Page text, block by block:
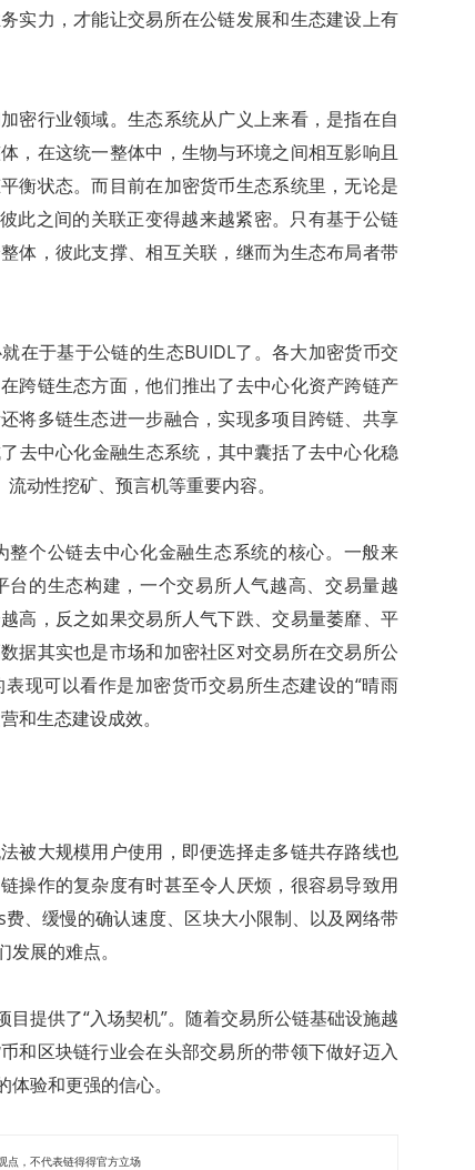
实力，才能让交易所在公链发展和生态建设上有
密行业领域。生态系统从广义上来看，是指在自
，在这统一整体中，生物与环境之间相互影响且
衡状态。而目前在加密货币生态系统里，无论是
此之间的关联正变得越来越紧密。只有基于公链
体，彼此支撑、相互关联，继而为生态布局者带
在于基于公链的生态BUIDL了。各大加密货币交
跨链生态方面，他们推出了去中心化资产跨链产
将多链生态进一步融合，实现多项目跨链、共享
去中心化金融生态系统，其中囊括了去中心化稳
动性挖矿、预言机等重要内容。
个公链去中心化金融生态系统的核心。一般来
的生态构建，一个交易所人气越高、交易量越
高，反之如果交易所人气下跌、交易量萎靡、平
据其实也是市场和加密社区对交易所在交易所公
现可以看作是加密货币交易所生态建设的“晴雨
和生态建设成效。
被大规模用户使用，即便选择走多链共存路线也
操作的复杂度有时甚至令人厌烦，很容易导致用
、缓慢的确认速度、区块大小限制、以及网络带
展的难点。
提供了“入场契机”。随着交易所公链基础设施越
和区块链行业会在头部交易所的带领下做好迈入
体验和更强的信心。
点，不代表链得得官方立场